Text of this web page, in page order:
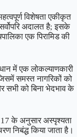
विशेषता एकीकृत
अदालत है; इसके
एक पिरामिड की
में एक लोकल्याणकारी
समस्त नागरिकों को
सभी को बिना भेदभाव के
के अनुसार अस्पृश्यता
निबंद्ध किया जाता है।